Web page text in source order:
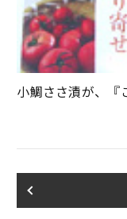
小鯛ささ漬が、『